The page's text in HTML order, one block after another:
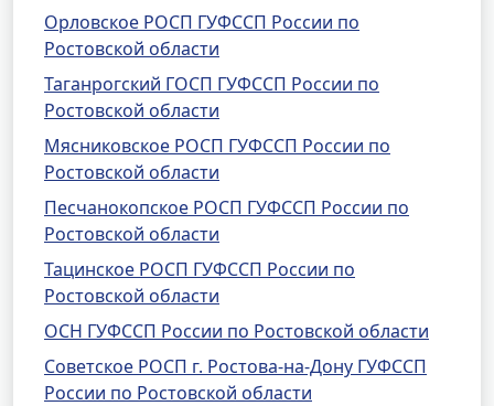
Орловское РОСП ГУФССП России по
Ростовской области
Таганрогский ГОСП ГУФССП России по
Ростовской области
Мясниковское РОСП ГУФССП России по
Ростовской области
Песчанокопское РОСП ГУФССП России по
Ростовской области
Тацинское РОСП ГУФССП России по
Ростовской области
ОСН ГУФССП России по Ростовской области
Советское РОСП г. Ростова-на-Дону ГУФССП
России по Ростовской области